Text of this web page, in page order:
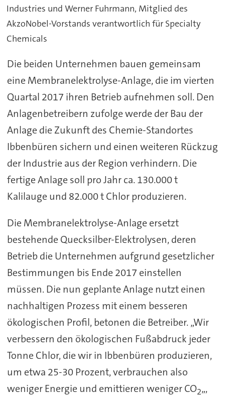
Industries und Werner Fuhrmann, Mitglied des
AkzoNobel-Vorstands verantwortlich für Specialty
Chemicals
Die beiden Unternehmen bauen gemeinsam
eine Membranelektrolyse-Anlage, die im vierten
Quartal 2017 ihren Betrieb aufnehmen soll. Den
Anlagenbetreibern zufolge werde der Bau der
Anlage die Zukunft des Chemie-Standortes
Ibbenbüren sichern und einen weiteren Rückzug
der Industrie aus der Region verhindern. Die
fertige Anlage soll pro Jahr ca. 130.000 t
Kalilauge und 82.000 t Chlor produzieren.
Die Membranelektrolyse-Anlage ersetzt
bestehende Quecksilber-Elektrolysen, deren
Betrieb die Unternehmen aufgrund gesetzlicher
Bestimmungen bis Ende 2017 einstellen
müssen. Die nun geplante Anlage nutzt einen
nachhaltigen Prozess mit einem besseren
ökologischen Profil, betonen die Betreiber. „Wir
verbessern den ökologischen Fußabdruck jeder
Tonne Chlor, die wir in Ibbenbüren produzieren,
um etwa 25-30 Prozent, verbrauchen also
weniger Energie und emittieren weniger CO2„,